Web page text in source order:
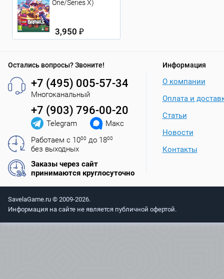
One/Series X)
3,950 ₽
Остались вопросы? Звоните!
+7 (495) 005-57-34
Многоканальный
+7 (903) 796-00-20
Telegram
Макс
Работаем с 1000 до 1800
без выходных
Заказы через сайт
принимаются круглосуточно
Информация
О компании
Оплата и
Статьи
Новости
Контакты
SavelaGame.ru © 2009-2026.
Информация на сайте не является публичной офертой.